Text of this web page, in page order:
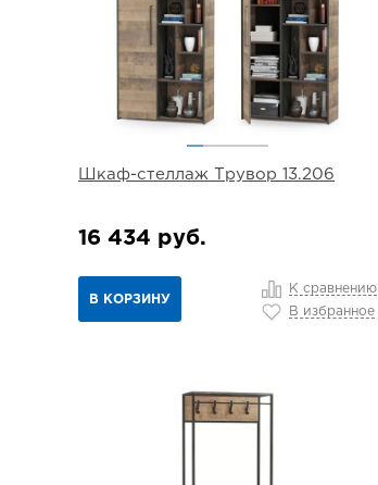
Шкаф-стеллаж Трувор 13.206
16 434 руб.
В КОРЗИНУ
К сравнению
В избранное